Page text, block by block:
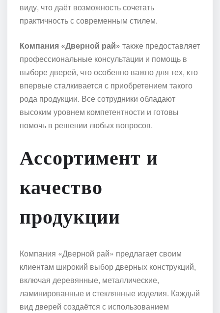
виду, что даёт возможность сочетать
практичность с современным стилем.
Компания «Дверной рай» также предоставляет
профессиональные консультации и помощь в
выборе дверей, что особенно важно для тех, кто
впервые сталкивается с приобретением такого
рода продукции. Все сотрудники обладают
высоким уровнем компетентности и готовы
помочь в решении любых вопросов.
Ассортимент и
качество
продукции
Компания «Дверной рай» предлагает своим
клиентам широкий выбор дверных конструкций,
включая деревянные, металлические,
ламинированные и стеклянные изделия. Каждый
вид дверей создаётся с использованием